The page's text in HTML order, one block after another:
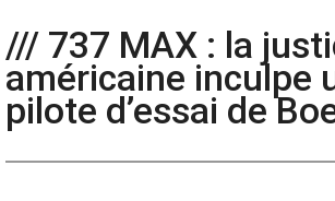
/// 737 MAX : la
américaine inculpe
pilote d’essai de